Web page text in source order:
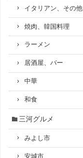
イタリアン、その他
焼肉、韓国料理
ラーメン
居酒屋、バー
中華
和食
三河グルメ
みよし市
安城市